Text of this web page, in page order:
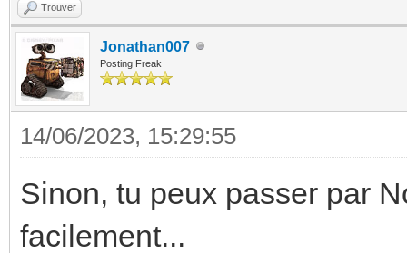
Trouver
Jonathan007
Posting Freak
14/06/2023, 15:29:55
Sinon, tu peux passer par
facilement...